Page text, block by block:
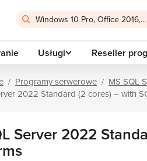
Usługi Reseller
Programy serwerowe
MS SQL
2022 Standard (2 cores) – with
Server 2022